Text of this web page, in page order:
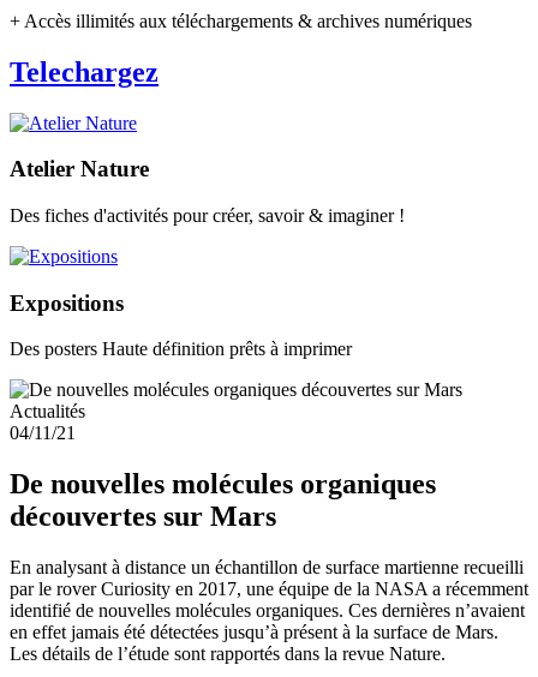
+ Accès illimités aux téléchargements & archives numériques
Telechargez
Atelier Nature
Des fiches d'activités pour créer, savoir & imaginer !
Expositions
Des posters Haute définition prêts à imprimer
Actualités
04/11/21
De nouvelles molécules organiques
découvertes sur Mars
En analysant à distance un échantillon de surface martienne recueilli
par le rover Curiosity en 2017, une équipe de la NASA a récemment
identifié de nouvelles molécules organiques. Ces dernières n’avaient
en effet jamais été détectées jusqu’à présent à la surface de Mars.
Les détails de l’étude sont rapportés dans la revue Nature.